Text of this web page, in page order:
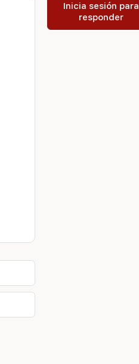
Inicia sesión para
responder